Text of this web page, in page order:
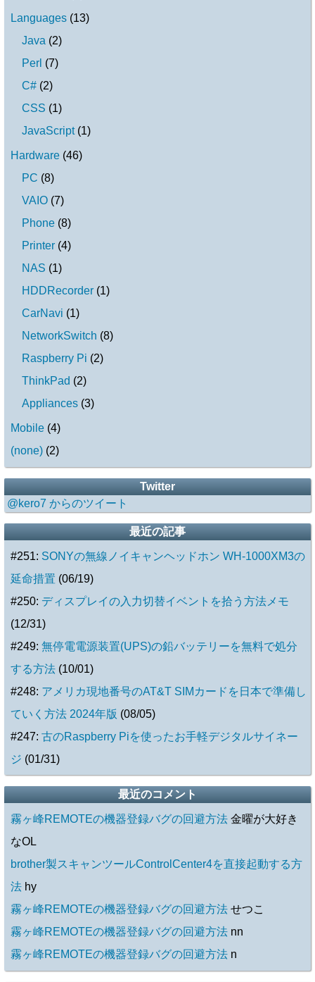
Languages (13)
Java (2)
Perl (7)
C# (2)
CSS (1)
JavaScript (1)
Hardware (46)
PC (8)
VAIO (7)
Phone (8)
Printer (4)
NAS (1)
HDDRecorder (1)
CarNavi (1)
NetworkSwitch (8)
Raspberry Pi (2)
ThinkPad (2)
Appliances (3)
Mobile (4)
(none) (2)
Twitter
@kero7 からのツイート
最近の記事
#251: SONYの無線ノイキャンヘッドホン WH-1000XM3の
延命措置 (06/19)
#250: ディスプレイの入力切替イベントを拾う方法メモ
(12/31)
#249: 無停電電源装置(UPS)の鉛バッテリーを無料で処分
する方法(10/01)
#248: アメリカ現地番号のAT&T SIMカードを日本で準備し
ていく方法 2024年版 (08/05)
#247: 古のRaspberry Piを使ったお手軽デジタルサイネー
ジ (01/31)
最近のコメント
霧ヶ峰REMOTEの機器登録バグの回避方法 金曜が大好き
なOL
brother製スキャンツールControlCenter4を直接起動する方
法 hy
霧ヶ峰REMOTEの機器登録バグの回避方法 せつこ
霧ヶ峰REMOTEの機器登録バグの回避方法 nn
霧ヶ峰REMOTEの機器登録バグの回避方法 n